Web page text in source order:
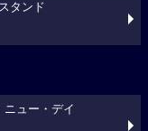
タンド
ュー・デイ